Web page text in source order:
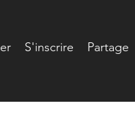
S'inscrire Partage